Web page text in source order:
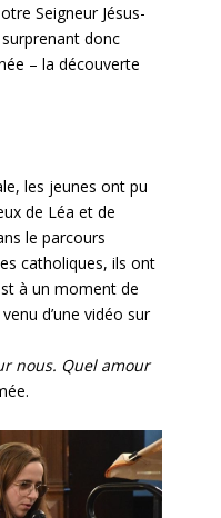
Seigneur Jésus-
surprenant donc
– la découverte
les jeunes ont pu
de Léa et de
le parcours
catholiques, ils ont
à un moment de
d’une vidéo sur
nous. Quel amour